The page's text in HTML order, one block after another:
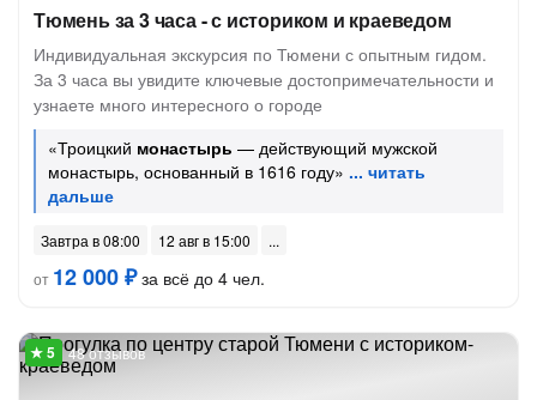
Тюмень за 3 часа - с историком и краеведом
Индивидуальная экскурсия по Тюмени с опытным гидом.
За 3 часа вы увидите ключевые достопримечательности и
узнаете много интересного о городе
«Троицкий монастырь — действующий мужской
монастырь, основанный в 1616 году»
Завтра в 08:00
12 авг в 15:00
от 12 000 ₽за всё до 4 чел.
48 отзывов